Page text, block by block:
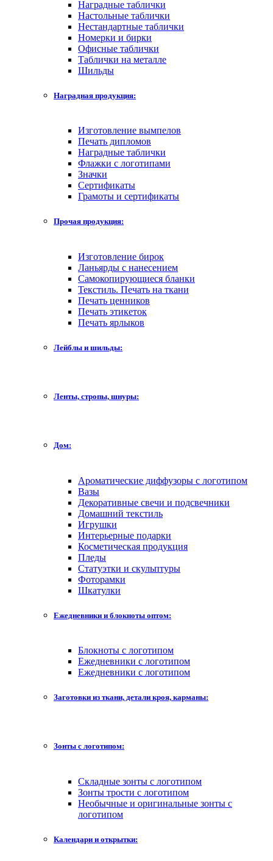
Наградные таблички
Настольные таблички
Нестандартные таблички
Номерки и бирки
Офисные таблички
Таблички на металле
Шильды
Наградная продукция:
Изготовление вымпелов
Печать дипломов
Наградные таблички
Флажки с логотипами
Значки
Сертификаты
Грамоты и сертификаты
Прочая продукция:
Изготовление бирок
Ланьярды с нанесением
Самокопирующиеся бланки
Текстиль. Печать на ткани
Печать ценников
Печать этикеток
Печать ярлыков
Лейблы и шильды:
Ленты, стропы, шнуры:
Дом:
Ароматические диффузоры с логотипом
Вазы
Декоративные свечи и подсвечники
Домашний текстиль
Игрушки
Интерьерные подарки
Косметическая продукция
Пледы
Статуэтки и скульптуры
Фоторамки
Шкатулки
Ежедневники и блокноты оптом:
Блокноты с логотипом
Ежедневники с логотипом
Ежедневники с логотипом
Заготовки из ткани, детали кроя, карманы:
Зонты с логотипом:
Складные зонты с логотипом
Зонты трости с логотипом
Необычные и оригинальные зонты с
логотипом
Календари и открытки: